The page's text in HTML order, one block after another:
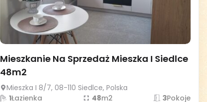
Mieszkanie Na Sprzedaż Mieszka I Siedlce
48m2
Mieszka I 8/7, 08-110 Siedlce, Polska
Łazienka
1 m2
48 Pokoje
3